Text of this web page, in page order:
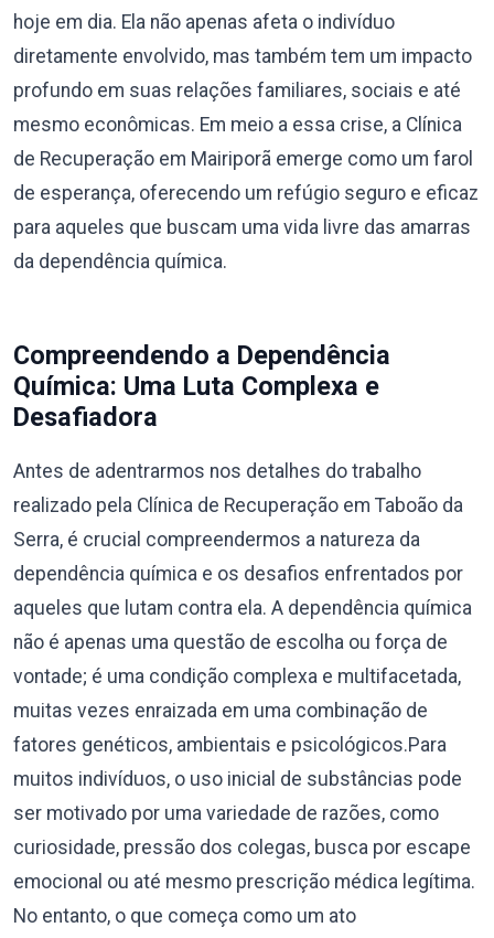
hoje em dia. Ela não apenas afeta o indivíduo
diretamente envolvido, mas também tem um impacto
profundo em suas relações familiares, sociais e até
mesmo econômicas. Em meio a essa crise, a Clínica
de Recuperação em Mairiporã emerge como um farol
de esperança, oferecendo um refúgio seguro e eficaz
para aqueles que buscam uma vida livre das amarras
da dependência química.
Compreendendo a Dependência
Química: Uma Luta Complexa e
Desafiadora
Antes de adentrarmos nos detalhes do trabalho
realizado pela Clínica de Recuperação em Taboão da
Serra, é crucial compreendermos a natureza da
dependência química e os desafios enfrentados por
aqueles que lutam contra ela. A dependência química
não é apenas uma questão de escolha ou força de
vontade; é uma condição complexa e multifacetada,
muitas vezes enraizada em uma combinação de
fatores genéticos, ambientais e psicológicos.Para
muitos indivíduos, o uso inicial de substâncias pode
ser motivado por uma variedade de razões, como
curiosidade, pressão dos colegas, busca por escape
emocional ou até mesmo prescrição médica legítima.
No entanto, o que começa como um ato